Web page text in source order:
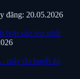
đăng: 20.05.2026
hợp vào top nhất
máy đo huyết áp